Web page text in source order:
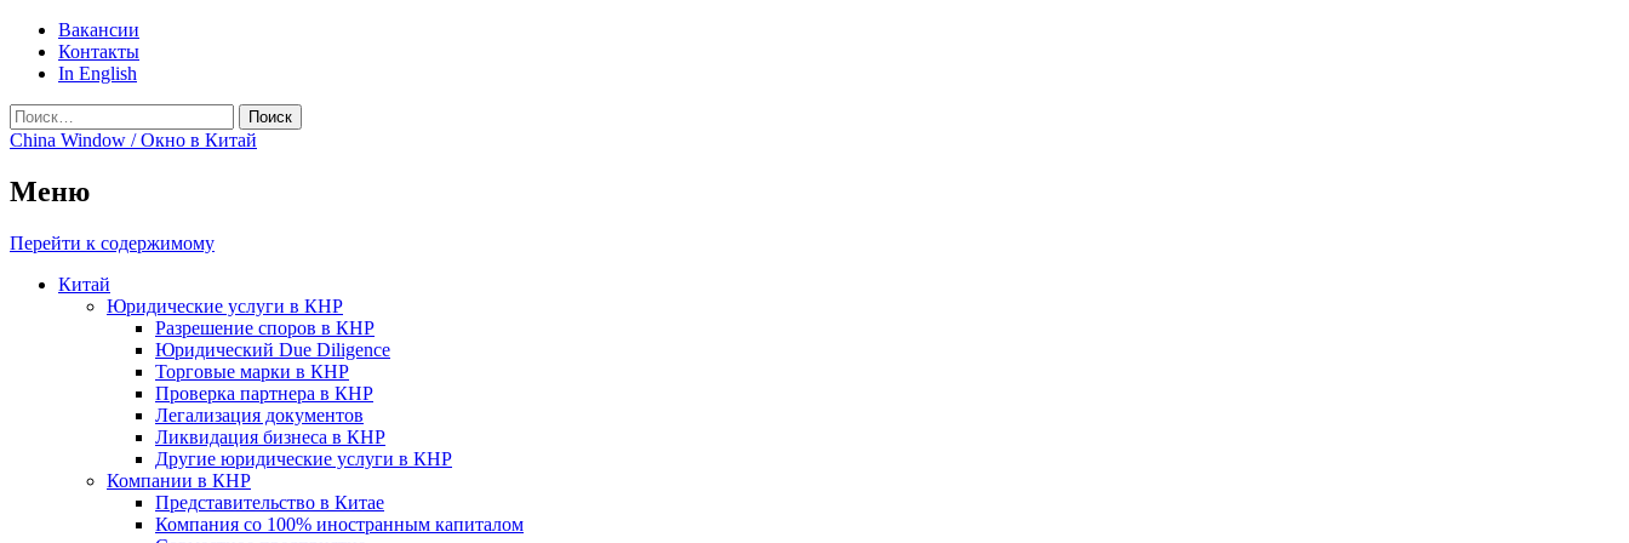
Вакансии
Контакты
In English
Найти:
China Window / Окно в Китай
Меню
Перейти к содержимому
Китай
Юридические услуги в КНР
Разрешение споров в КНР
Юридический Due Diligence
Торговые марки в КНР
Проверка партнера в КНР
Легализация документов
Ликвидация бизнеса в КНР
Другие юридические услуги в КНР
Компании в КНР
Представительство в Китае
Компания со 100% иностранным капиталом